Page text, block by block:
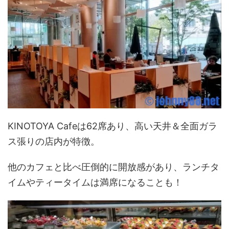
KINOTOYA Cafeは62席あり、高い天井＆全面ガラ
ス張りの店内が特徴。
他のカフェと比べ圧倒的に開放感があり、ランチタ
イムやティータイムは満席になることも！